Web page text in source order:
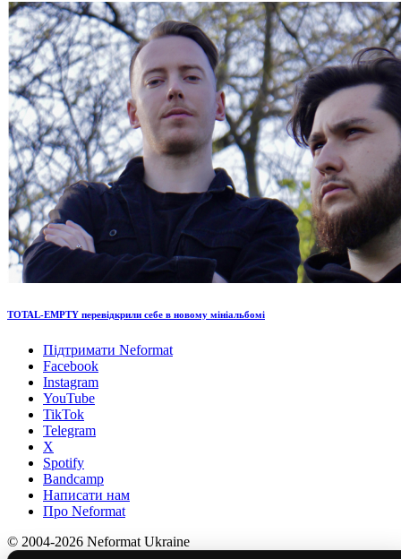
TOTAL-EMPTY перевідкрили себе в новому мініальбомі
Підтримати Neformat
Facebook
Instagram
YouTube
TikTok
Telegram
X
Spotify
Bandcamp
Написати нам
Про Neformat
© 2004-2026 Neformat Ukraine